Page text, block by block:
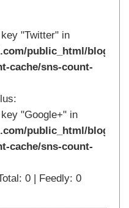
"Twitter" in
public_html/
cache/sns-count-
"Google+" in
public_html/
cache/sns-count-
0 | Feedly: 0